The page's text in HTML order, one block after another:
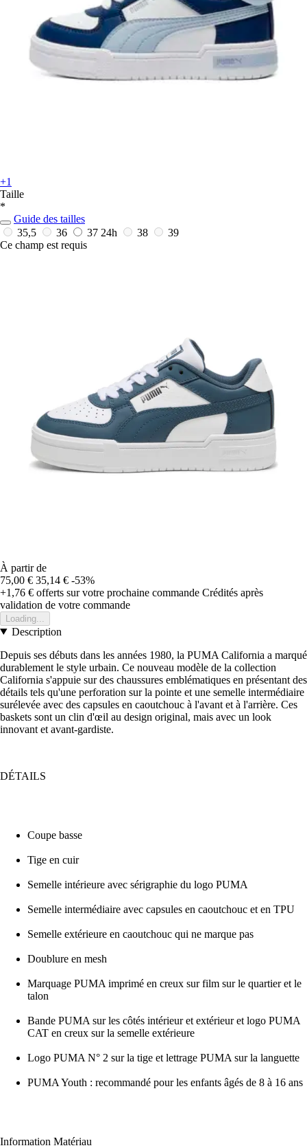
+1
Taille
*
Guide des tailles
35,5
36 37 24h 38
39
Ce champ est requis
À partir de
75,00 € 35,14 € -53%
+1,76 € offerts sur votre prochaine commande Crédités après
validation de votre commande
Loading...
Description
Depuis ses débuts dans les années 1980, la PUMA California a marqué
durablement le style urbain. Ce nouveau modèle de la collection
California s'appuie sur des chaussures emblématiques en présentant des
détails tels qu'une perforation sur la pointe et une semelle intermédiaire
surélevée avec des capsules en caoutchouc à l'avant et à l'arrière. Ces
baskets sont un clin d'œil au design original, mais avec un look
innovant et avant-gardiste.
DÉTAILS
Coupe basse
Tige en cuir
Semelle intérieure avec sérigraphie du logo PUMA
Semelle intermédiaire avec capsules en caoutchouc et en TPU
Semelle extérieure en caoutchouc qui ne marque pas
Doublure en mesh
Marquage PUMA imprimé en creux sur film sur le quartier et le
talon
Bande PUMA sur les côtés intérieur et extérieur et logo PUMA
CAT en creux sur la semelle extérieure
Logo PUMA N° 2 sur la tige et lettrage PUMA sur la languette
PUMA Youth : recommandé pour les enfants âgés de 8 à 16 ans
Information Matériau